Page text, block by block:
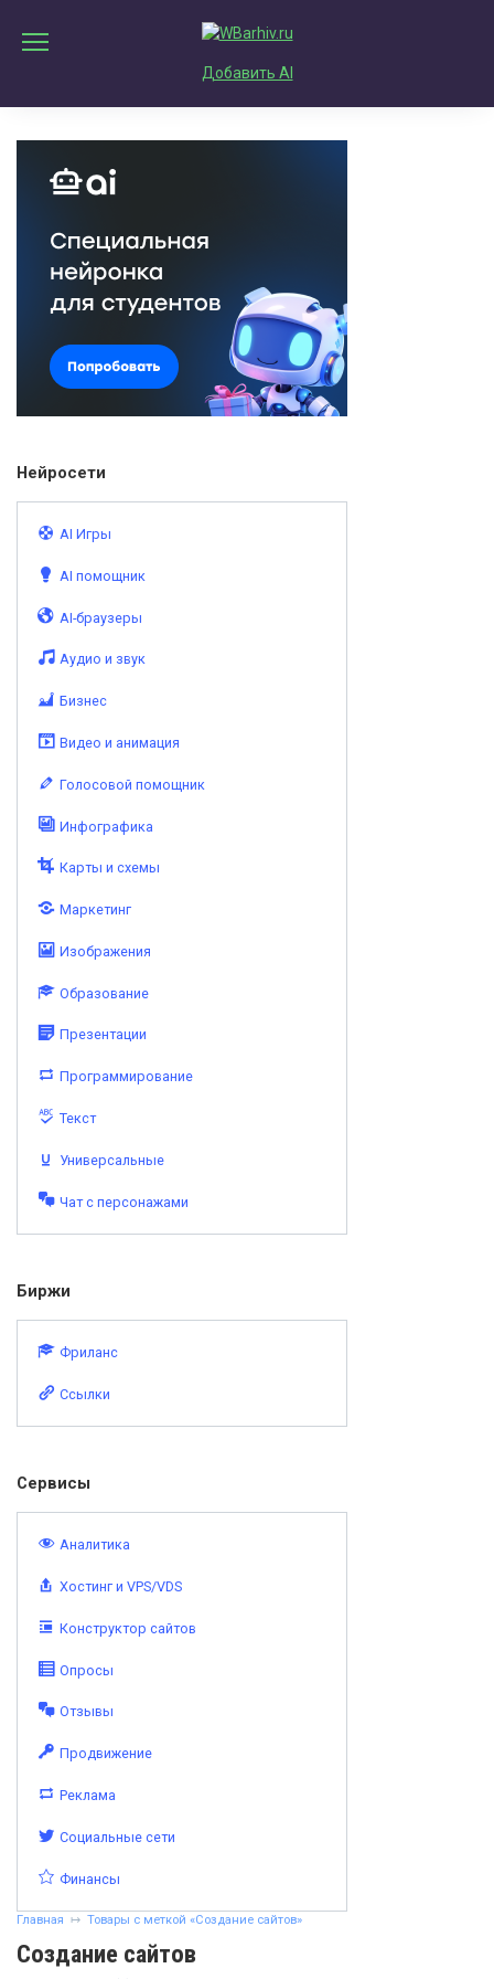
содержанию
Добавить AI
Главная Товары с меткой «Создание сайтов»
Создание сайтов
Нейросети
AI Игры
AI помощник
AI-браузеры
Аудио и звук
Бизнес
Видео и анимация
Голосовой помощник
Инфографика
Карты и схемы
Маркетинг
Изображения
Образование
Презентации
Программирование
Текст
Универсальные
Чат с персонажами
Биржи
Фриланс
Ссылки
Сервисы
Аналитика
Хостинг и VPS/VDS
Конструктор сайтов
Опросы
Отзывы
Продвижение
Реклама
Социальные сети
Финансы